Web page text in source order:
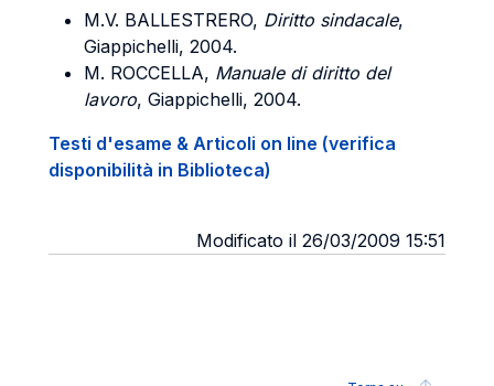
M.V. BALLESTRERO, Diritto sindacale,
Giappichelli, 2004.
M. ROCCELLA, Manuale di diritto del
lavoro, Giappichelli, 2004.
Testi d'esame & Articoli on line (verifica
disponibilità in Biblioteca)
Modificato il 26/03/2009 15:51